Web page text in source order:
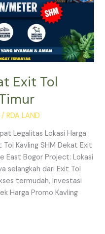
Exit Tol
/RDA LAND
Legalitas Lokasi Harga
Tol Kavling SHM Dekat Exit
East Bogor Project: Lokasi
selangkah dari Exit Tol
termudah, Investasi
Harga Promo Kavling